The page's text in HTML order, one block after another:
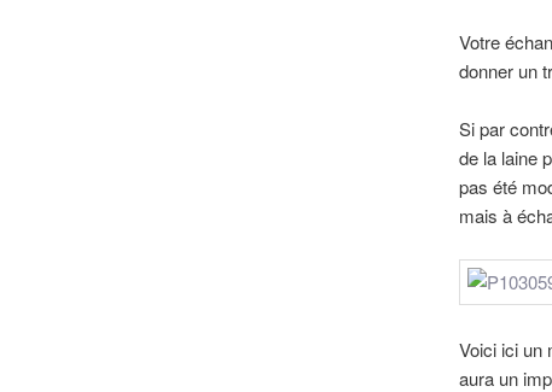
Votre
donner un
Si par
de la laine
pas été
mais à
Voici ici un
aura un